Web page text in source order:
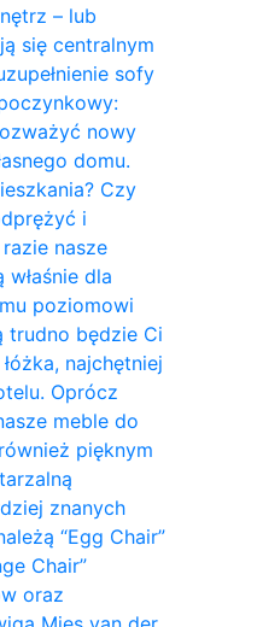
– lub
się centralnym
sofy
nowy
domu.
Czy
i
nasze
dla
poziomowi
trudno będzie Ci
najchętniej
Oprócz
meble do
pięknym
znanych
“Egg Chair”
Chair”
oraz